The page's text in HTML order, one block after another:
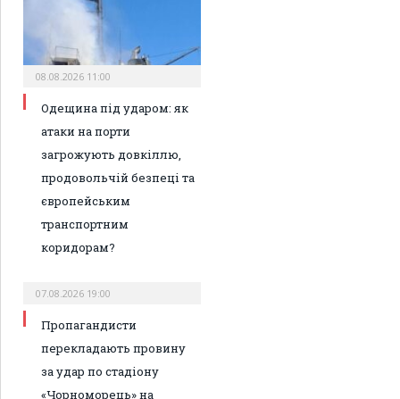
08.08.2026 11:00
Одещина під ударом: як
атаки на порти
загрожують довкіллю,
продовольчій безпеці та
європейським
транспортним
коридорам?
07.08.2026 19:00
Пропагандисти
перекладають провину
за удар по стадіону
«Чорноморець» на